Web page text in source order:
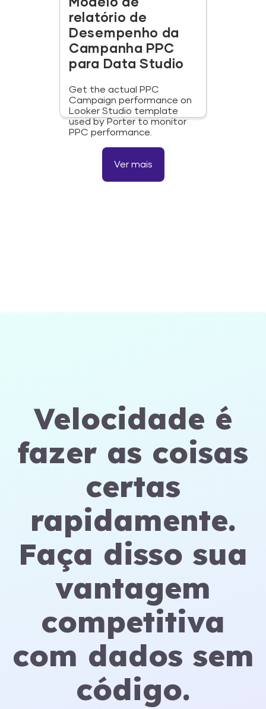
Modelo de
relatório de
Desempenho da
Campanha PPC
para Data Studio
Get the actual PPC
Campaign performance on
Looker Studio template
used by Porter to monitor
PPC performance.
Ver mais
Velocidade é
fazer as coisas
certas
rapidamente.
Faça disso sua
vantagem
competitiva
com dados sem
código.